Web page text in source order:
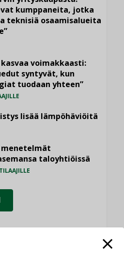
kumppaneita, jotka
teknisiä osaamisalueita
voimakkaasti:
syntyvät, kun
tuodaan yhteen”
lisää lämpöhäviöitä
taloyhtiöissä
TILAAJILLE